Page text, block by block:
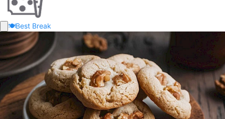
🍽️Best Break